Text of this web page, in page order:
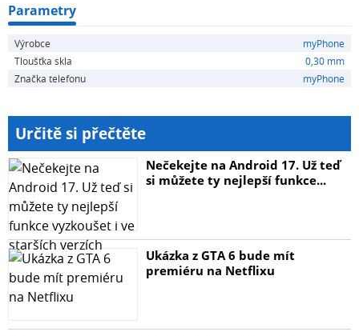
Parametry
Výrobce
myPhone
Tloušťka skla
0,30 mm
Značka telefonu
myPhone
Určitě si přečtěte
Nečekejte na Android 17. Už teď
si můžete ty nejlepší funkce...
Ukázka z GTA 6 bude mít
premiéru na Netflixu